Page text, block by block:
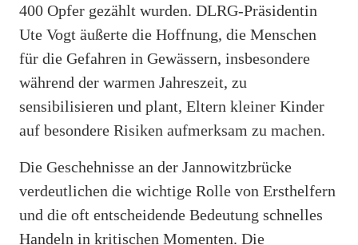
400 Opfer gezählt wurden. DLRG-Präsidentin
Ute Vogt äußerte die Hoffnung, die Menschen
für die Gefahren in Gewässern, insbesondere
während der warmen Jahreszeit, zu
sensibilisieren und plant, Eltern kleiner Kinder
auf besondere Risiken aufmerksam zu machen.
Die Geschehnisse an der Jannowitzbrücke
verdeutlichen die wichtige Rolle von Ersthelfern
und die oft entscheidende Bedeutung schnelles
Handeln in kritischen Momenten. Die